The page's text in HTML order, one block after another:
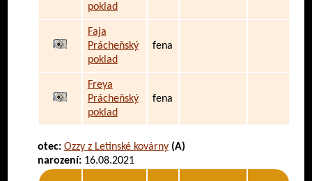
poklad
Faja
Prácheňský
poklad
fena
Freya
Prácheňský
poklad
fena
otec: Ozzy z Letinské kovárny (A)
narození: 16.08.2021